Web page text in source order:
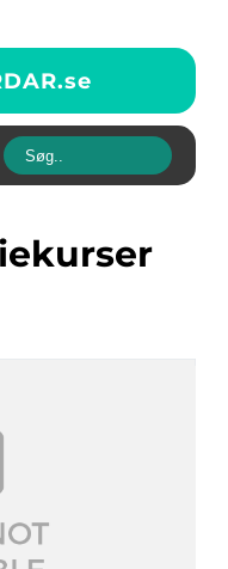
se